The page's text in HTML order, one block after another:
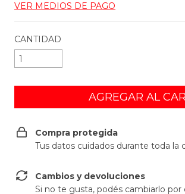
VER MEDIOS DE PAGO
CANTIDAD
Compra protegida
Tus datos cuidados durante toda la
Cambios y devoluciones
Si no te gusta, podés cambiarlo por